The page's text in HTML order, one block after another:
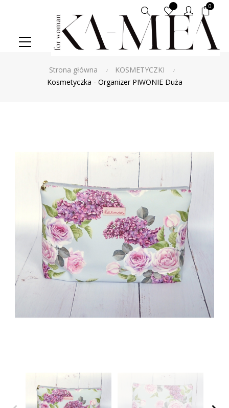
Szukaj 0
Strona główna
KOSMETYCZKI
Kosmetyczka - Organizer PIWONIE Duża